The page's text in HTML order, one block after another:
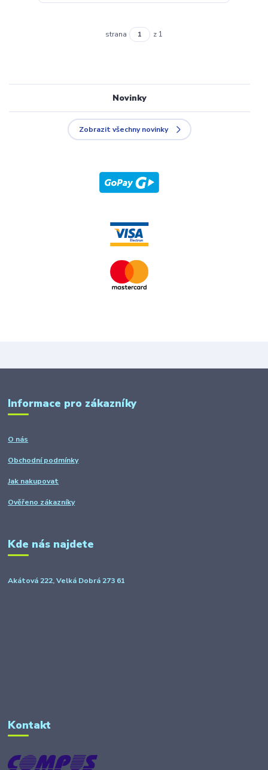
strana z 1
Novinky
Zobrazit všechny novinky
Informace pro zákazníky
O nás
Obchodní podmínky
Jak nakupovat
Ověřeno zákazníky
Kde nás najdete
Akátová 222, Velká Dobrá 273 61
Kontakt